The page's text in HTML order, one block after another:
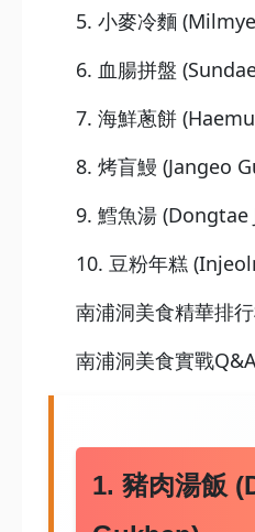
5. 小麥冷麵
6. 血腸拼盤
7. 海鮮蔥餅
8. 烤盲鰻 (Jangeo
9. 鱈魚湯 (Dongtae
10. 豆粉年糕
南浦洞美食精華排
南浦洞美食實戰
1. 豬肉湯飯